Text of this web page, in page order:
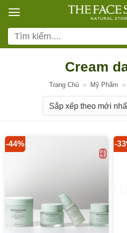
qua
nội
dung
Tìm
kiếm:
Cream
Trang Chủ » Mỹ Phẩm »
-44% -